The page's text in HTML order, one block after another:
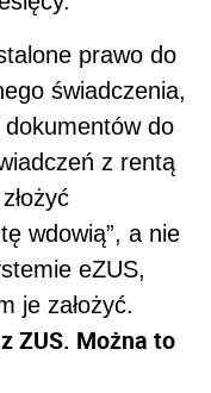
prawo do
świadczenia,
dokumentów do
z rentą
wdowią”, a nie
eZUS,
je założyć.
ZUS. Można to